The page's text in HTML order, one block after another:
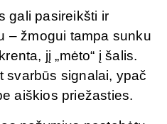
gali pasireikšti ir
– žmogui tampa sunku
jį „mėto“ į šalis.
svarbūs signalai, ypač
aiškios priežasties.